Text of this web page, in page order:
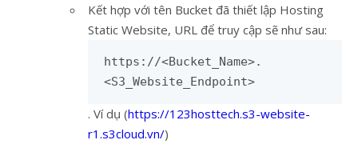
Kết hợp với tên Bucket đã thiết lập Hosting
Static Website, URL để truy cập sẽ như sau:
https://<Bucket_Name>.
<S3_Website_Endpoint>
. Ví dụ (https://123hosttech.s3-website-
r1.s3cloud.vn/)